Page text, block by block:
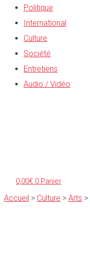
Politique
International
Culture
Société
Entretiens
Audio / Vidéo
0,00€ 0 Panier
Accueil > Culture > Arts >